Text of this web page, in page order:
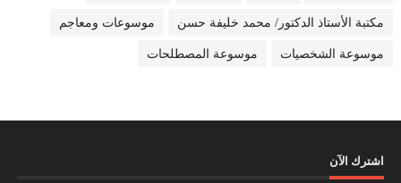
مكتبة الأستاذ الدكتور/ محمد خليفة حسن موسوعات ومعاجم
موسوعة الشخصيات موسوعة المصطلحات
اشترك الآن